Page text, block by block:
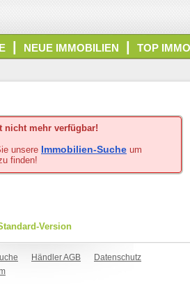
NEUE IMMOBILIEN TOP
nicht mehr verfügbar!
unsere Immobilien-Suche um
finden!
Version
Händler AGB
Datenschutz